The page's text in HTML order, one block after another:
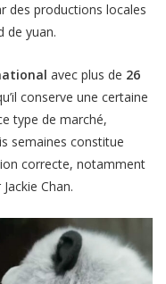
des productions locales
de yuan.
avec plus de 26
conserve une certaine
type de marché,
semaines constitue
correcte, notamment
Chan.